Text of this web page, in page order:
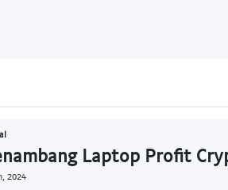
Laptop Profit
2024